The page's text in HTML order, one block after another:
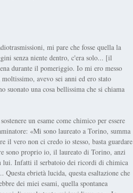
mi pare che fosse quella la
senza niente dentro, c'era solo... [il
durante il pomeriggio. Io mi ero messo
avevo sei anni ed ero stato
suonato una cosa bellissima che si chiama
un esame come chimico per essere
«Mi sono laureato a Torino, summa
il vero non ci credo io stesso, basta guardare
sono proprio io, il laureato di Torino, anzi
lui. Infatti il serbatoio dei ricordi di chimica
ebrietà lucida, questa esaltazione che
dei miei esami, quella spontanea